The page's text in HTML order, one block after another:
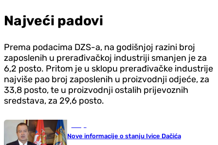
Najveći padovi
Prema podacima DZS-a, na godišnjoj razini broj
zaposlenih u prerađivačkoj industriji smanjen je za
6,2 posto. Pritom je u sklopu prerađivačke industrije
najviše pao broj zaposlenih u proizvodnji odjeće, za
33,8 posto, te u proizvodnji ostalih prijevoznih
sredstava, za 29,6 posto.
Nove informacije o stanju Ivice Dačića